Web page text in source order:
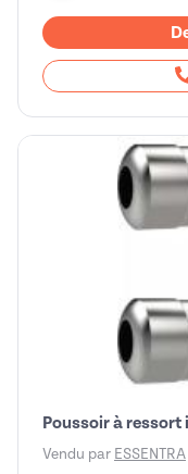
Poussoir à ressort
Vendu par ESSENTRA